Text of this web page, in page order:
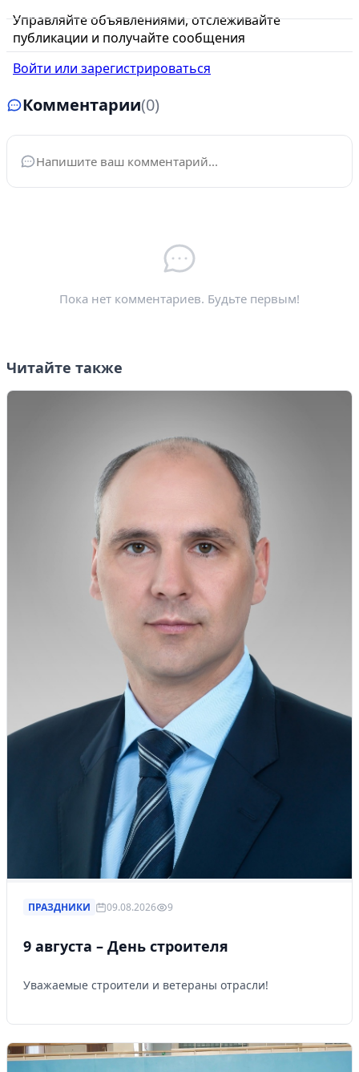
Управляйте объявлениями, отслеживайте
публикации и получайте сообщения
Войти или зарегистрироваться
Комментарии(0)
Ваше имя*
Пока нет комментариев. Будьте первым!
Читайте также
ПРАЗДНИКИ 09.08.2026 9
9 августа – День строителя
Уважаемые строители и ветераны отрасли!